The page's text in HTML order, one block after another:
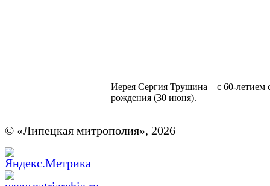
Иерея Сергия Трушина – с 60-летием
рождения (30 июня).
© «Липецкая митрополия», 2026